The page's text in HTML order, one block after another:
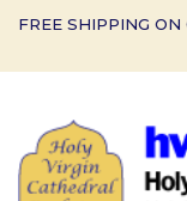
FREE SHIPPING ON